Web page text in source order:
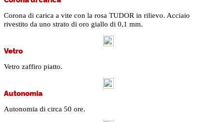
Corona di carica a vite con la rosa TUDOR in rilievo. Acciaio
rivestito da uno strato di oro giallo di 0,1 mm.
Vetro
Vetro zaffiro piatto.
Autonomia
Autonomia di circa 50 ore.